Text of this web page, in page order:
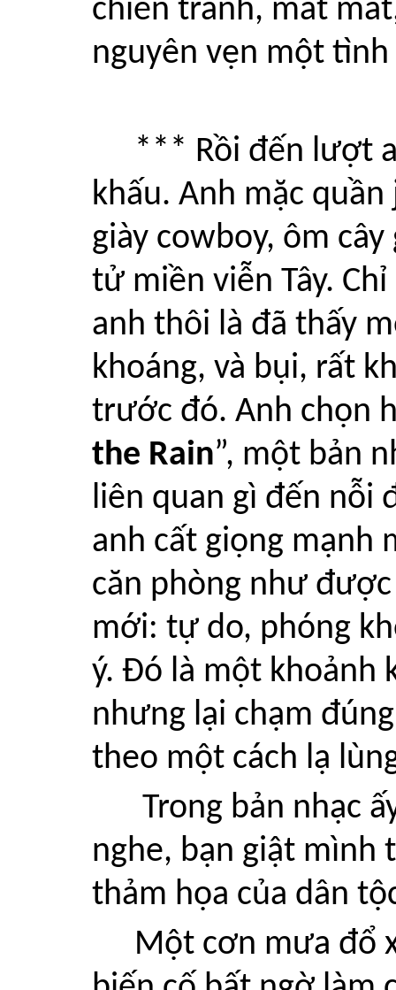
chiến tranh, mất
nguyên vẹn một
*** Rồi đến lượt
khấu. Anh mặc
giày cowboy, ôm
tử miền viễn Tây.
anh thôi là đã thấy
khoáng, và bụi, rất
trước đó. Anh chọn
the Rain”, một bản
liên quan gì đến nỗi
anh cất giọng mạnh
căn phòng như
mới: tự do, phóng
ý. Đó là một khoảnh
nhưng lại chạm
theo một cách lạ
Trong bản nhạc
nghe, bạn giật mình
thảm họa của dân
Một cơn mưa đổ